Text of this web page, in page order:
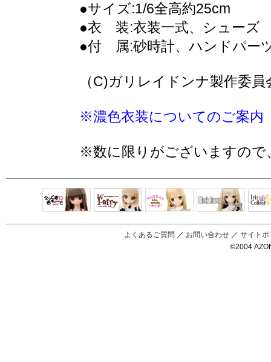
●サイズ:1/6全高約25cm
●衣 装:衣装一式、シューズ
●付 属:砂時計、ハンドパー
（C)ガリレイドンナ製作委員
※濃色衣装についてのご案内
※数に限りがございますので
よくあるご質問 ／ お問い合わせ ／ サイトポ
©2004